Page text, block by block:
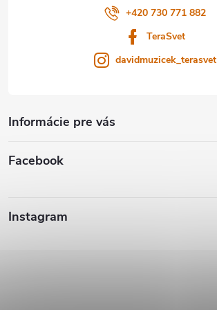
+420 730 771 882
TeraSvet
davidmuzicek_terasvet
Informácie pre vás
Facebook
Instagram